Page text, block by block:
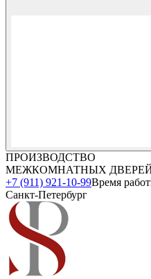
ПРОИЗВОДСТВО
МЕЖКОМНАТНЫХ
+7 (911) 921-10-99Время
Санкт-Петербург